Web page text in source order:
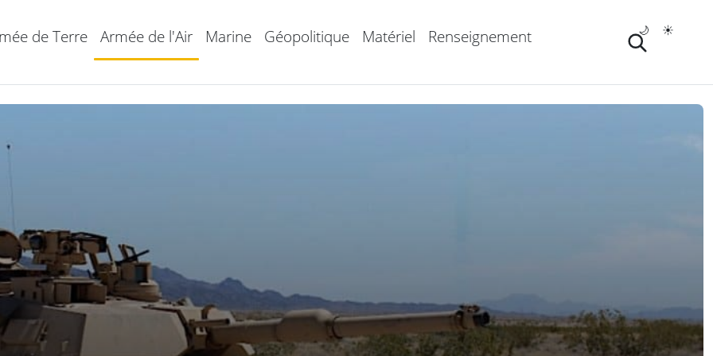
de Terre Armée de l'Air Marine Géopolitique Matériel Renseignement ☀️
🌙